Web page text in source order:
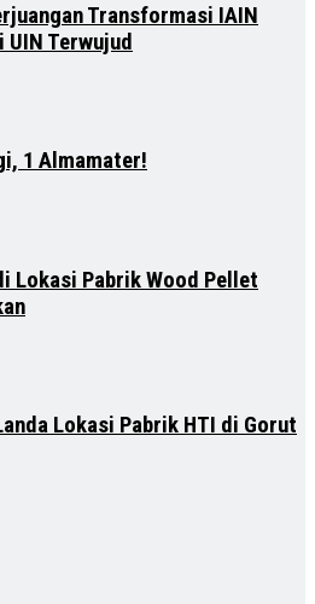
Transformasi IAIN
Terwujud
1 Almamater!
Lokasi Pabrik Wood Pellet
Lokasi Pabrik HTI di Gorut